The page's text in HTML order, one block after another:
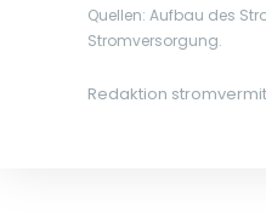
Quellen: Aufbau des
Stromversorgung.
Redaktion